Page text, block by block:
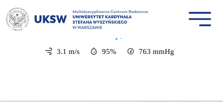
Warsaw
20°C
3.1 m/s 95% 763 mmHg